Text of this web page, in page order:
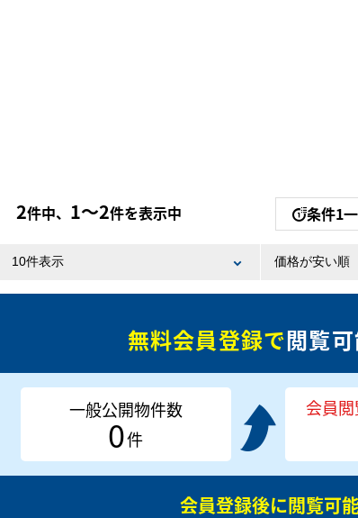
2件中、 1〜2件を表示中 条件1
無料会員登録で閲覧
一般公開物件数
0件
会員
会員登録後に閲覧可